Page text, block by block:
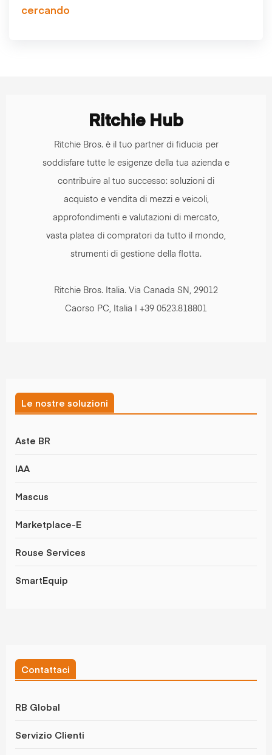
cercando
Ritchie Hub
Ritchie Bros. è il tuo partner di fiducia per
soddisfare tutte le esigenze della tua azienda e
contribuire al tuo successo: soluzioni di
acquisto e vendita di mezzi e veicoli,
approfondimenti e valutazioni di mercato,
vasta platea di compratori da tutto il mondo,
strumenti di gestione della flotta.
Ritchie Bros. Italia. Via Canada SN, 29012
Caorso PC, Italia | +39 0523.818801
Le nostre soluzioni
Aste BR
IAA
Mascus
Marketplace-E
Rouse Services
SmartEquip
Contattaci
RB Global
Servizio Clienti